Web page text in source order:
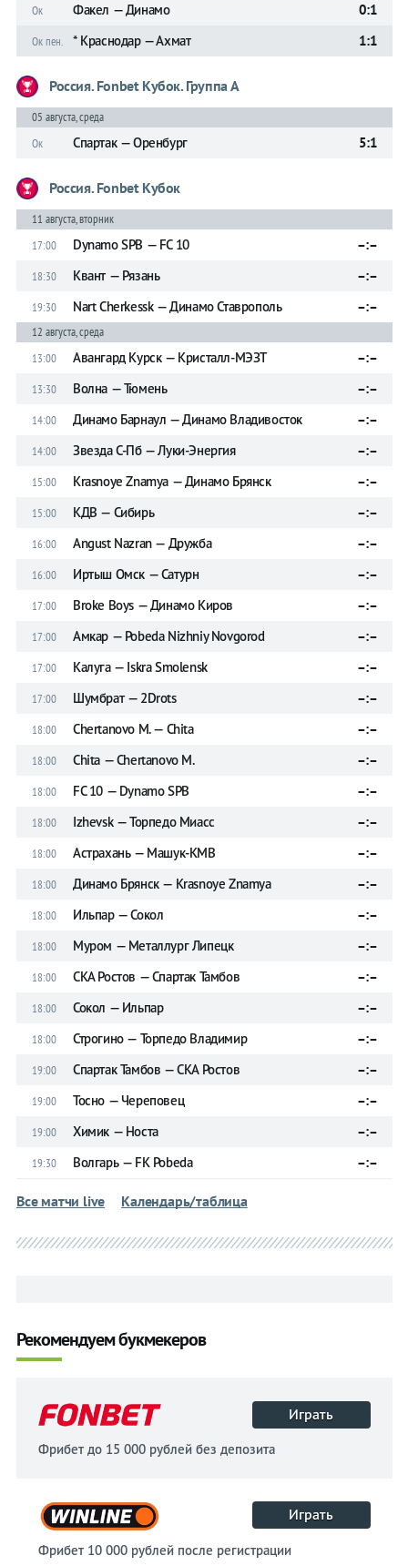
Ок
Факел — Динамо 0:1
Ок пен. * Краснодар — Ахмат 1:1
Россия. Fonbet Кубок. Группа A
05 августа, среда
Ок
Спартак — Оренбург 5:1
Россия. Fonbet Кубок
11 августа, вторник
17:00
Dynamo SPB — FC 10 –:–
18:30 Квант — Рязань –:–
19:30 Nart Cherkessk — Динамо Ставрополь –:–
12 августа, среда
13:00
Авангард Курск — Кристалл-МЭЗТ –:–
13:30 Волна — Тюмень –:–
14:00 Динамо Барнаул — Динамо Владивосток –:–
14:00 Звезда С-Пб — Луки-Энергия –:–
15:00 Krasnoye Znamya — Динамо Брянск –:–
15:00 КДВ — Сибирь –:–
16:00 Angust Nazran — Дружба –:–
16:00 Иртыш Омск — Сатурн –:–
17:00 Broke Boys — Динамо Киров –:–
17:00 Амкар — Pobeda Nizhniy Novgorod –:–
17:00 Калуга — Iskra Smolensk –:–
17:00 Шумбрат — 2Drots –:–
18:00 Chertanovo M. — Chita –:–
18:00 Chita — Chertanovo M. –:–
18:00 FC 10 — Dynamo SPB –:–
18:00 Izhevsk — Торпедо Миасс –:–
18:00 Астрахань — Машук-КМВ –:–
18:00 Динамо Брянск — Krasnoye Znamya –:–
18:00 Ильпар — Сокол –:–
18:00 Муром — Металлург Липецк –:–
18:00 СКА Ростов — Спартак Тамбов –:–
18:00 Сокол — Ильпар –:–
18:00 Строгино — Торпедо Владимир –:–
19:00 Спартак Тамбов — СКА Ростов –:–
19:00 Тосно — Череповец –:–
19:00 Химик — Носта –:–
19:30 Волгарь — FK Pobeda –:–
Все матчи live Календарь/таблица
Рекомендуем букмекеров
Играть
Фрибет до 15 000 рублей без депозита
Играть
Фрибет 10 000 рублей после регистрации